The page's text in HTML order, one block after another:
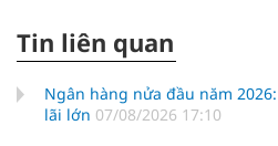
Tin liên quan
Ngân hàng nửa đầu năm
lãi lớn 07/08/2026 17:10